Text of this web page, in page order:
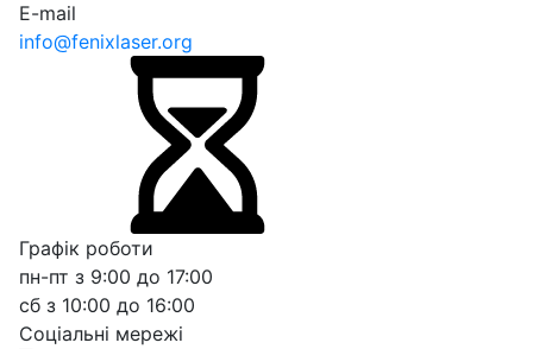
E-mail
info@fenixlaser.org
Графік роботи
пн-пт з 9:00 до 17:00
сб з 10:00 до 16:00
Соціальні мережі